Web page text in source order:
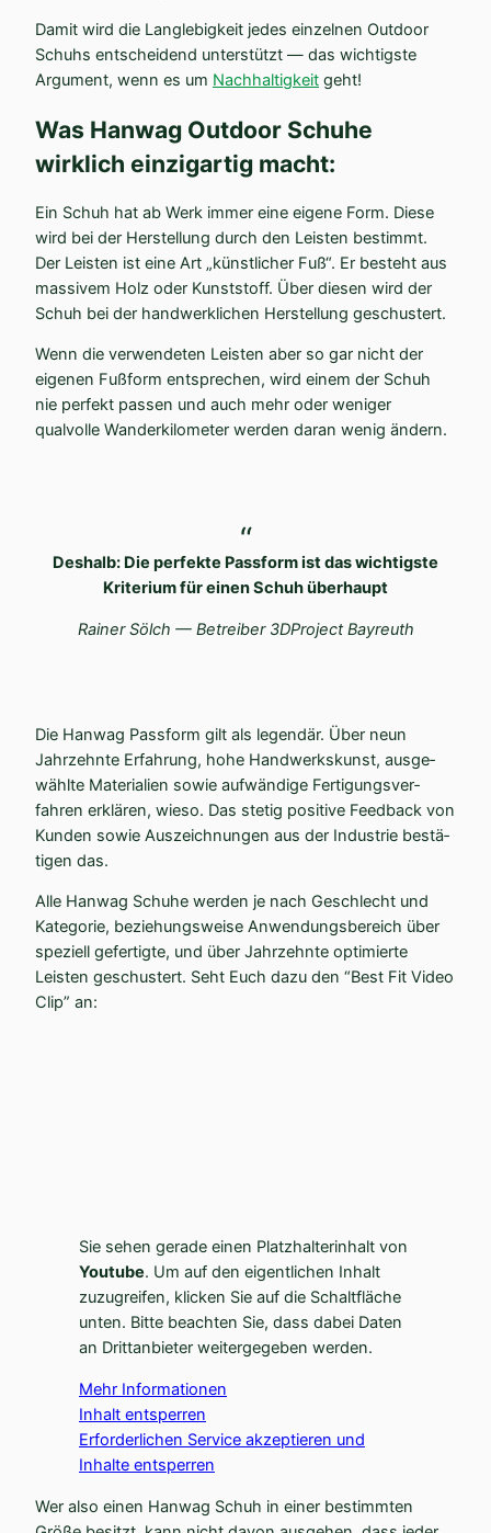
Damit wird die Langle­bigkeit jedes einzelnen Outdoor
Schuhs entscheidend unter­stützt — das wichtigste
Argument, wenn es um Nachhal­tigkeit geht!
Was Hanwag Outdoor Schuhe
wirklich einzig­artig macht:
Ein Schuh hat ab Werk immer eine eigene Form. Diese
wird bei der Herstellung durch den Leisten bestimmt.
Der Leisten ist eine Art „künst­licher Fuß“. Er besteht aus
massivem Holz oder Kunst­stoff. Über diesen wird der
Schuh bei der handwerk­lichen Herstellung geschustert.
Wenn die verwen­deten Leisten aber so gar nicht der
eigenen Fußform entsprechen, wird einem der Schuh
nie perfekt passen und auch mehr oder weniger
qualvolle Wander­ki­lo­meter werden daran wenig ändern.
Deshalb: Die perfekte Passform ist das wichtigste
Kriterium für einen Schuh überhaupt
Rainer Sölch — Betreiber 3DProject Bayreuth
Die Hanwag Passform gilt als legendär. Über neun
Jahrzehnte Erfahrung, hohe Handwerks­kunst, ausge­
wählte Materialien sowie aufwändige Ferti­gungs­ver­
fahren erklären, wieso. Das stetig positive Feedback von
Kunden sowie Auszeich­nungen aus der Industrie bestä­
tigen das.
Alle Hanwag Schuhe werden je nach Geschlecht und
Kategorie, bezie­hungs­weise Anwen­dungs­be­reich über
speziell gefer­tigte, und über Jahrzehnte optimierte
Leisten geschustert. Seht Euch dazu den “Best Fit Video
Clip” an:
Sie sehen gerade einen Platz­hal­ter­inhalt von
Youtube. Um auf den eigent­lichen Inhalt
zuzugreifen, klicken Sie auf die Schalt­fläche
unten. Bitte beachten Sie, dass dabei Daten
an Dritt­an­bieter weiter­ge­geben werden.
Mehr Infor­ma­tionen
Inhalt entsperren
Erfor­der­lichen Service akzep­tieren und
Inhalte entsperren
Wer also einen Hanwag Schuh in einer bestimmten